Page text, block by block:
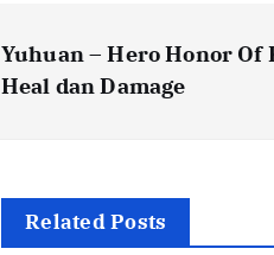
Yuhuan – Hero Honor
Heal dan Damage
Related Posts